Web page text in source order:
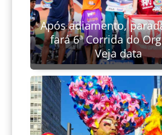
Após adiamento,
fará 6ª Corrida do
Veja data